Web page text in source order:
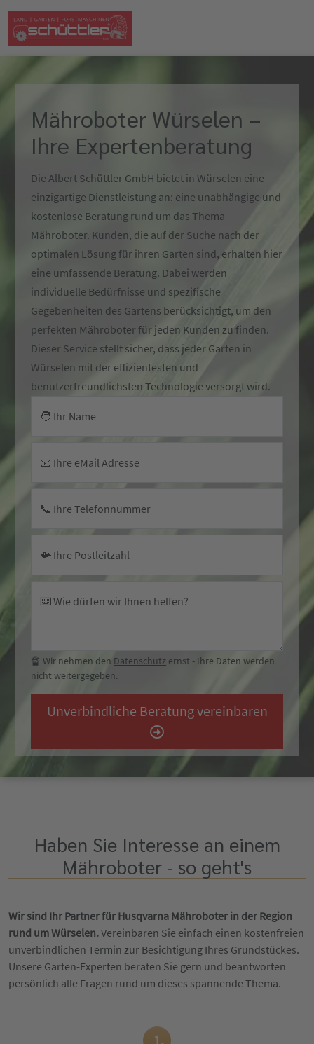
Mähroboter Würselen –
Ihre Expertenberatung
Die Albert Schüttler GmbH bietet in Würselen eine
einzigartige Dienstleistung an: eine unabhängige und
kostenlose Beratung rund um das Thema
Mähroboter. Kunden, die auf der Suche nach der
optimalen Lösung für ihren Garten sind, erhalten hier
eine umfassende Beratung. Dabei werden
individuelle Bedürfnisse und spezifische
Gegebenheiten des Gartens berücksichtigt, um den
perfekten Mähroboter für jeden Kunden zu finden.
Dieser Service stellt sicher, dass jeder Garten in
Würselen mit der effizientesten und
benutzerfreundlichsten Technologie versorgt wird.
🧑 Ihr Name
📧 Ihre eMail Adresse
📞 Ihre Telefonnummer
📯 Ihre Postleitzahl
⌨️ Wie dürfen wir Ihnen helfen?
🔏 Wir nehmen den Datenschutz ernst - Ihre Daten werden
nicht weitergegeben.
Haben Sie Interesse an einem
Mähroboter - so geht's
Wir sind Ihr Partner für Husqvarna Mähroboter in der Region
rund um Würselen.Vereinbaren Sie einfach einen kostenfreien
unverbindlichen Termin zur Besichtigung Ihres Grundstückes.
Unsere Garten-Experten beraten Sie gern und beantworten
persönlich alle Fragen rund um dieses spannende Thema.
1.